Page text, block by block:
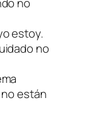
no
estoy.
no
están